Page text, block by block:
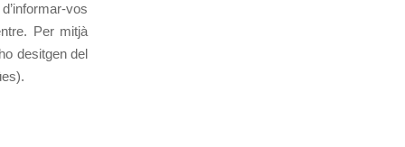
vos
Per mitjà
desitgen del